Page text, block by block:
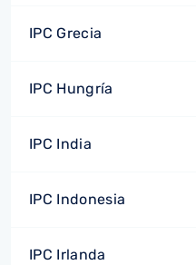
IPC Grecia
IPC Hungría
IPC India
IPC Indonesia
IPC Irlanda